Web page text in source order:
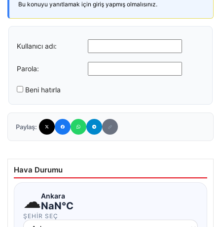
Bu konuyu yanıtlamak için giriş yapmış olmalısınız.
Kullanıcı adı:
Parola:
Beni hatırla
Paylaş:
Hava Durumu
☁Ankara
NaN°C
ŞEHIR SEÇ